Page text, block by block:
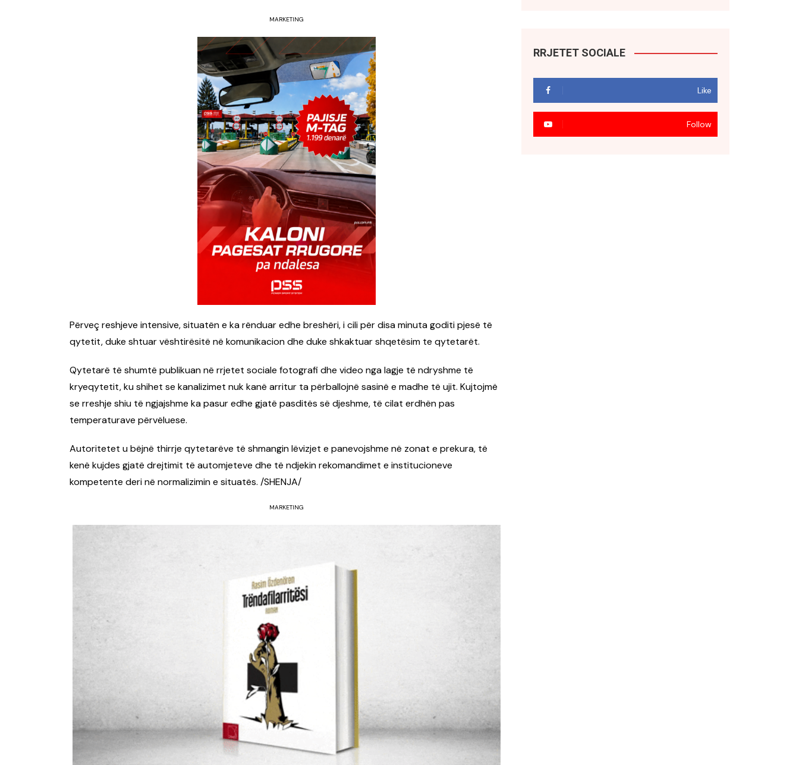
MARKETING
Përveç reshjeve intensive, situatën e ka rënduar edhe breshëri, i cili për disa minuta goditi pjesë të
qytetit, duke shtuar vështirësitë në komunikacion dhe duke shkaktuar shqetësim te qytetarët.
Qytetarë të shumtë publikuan në rrjetet sociale fotografi dhe video nga lagje të ndryshme të
kryeqytetit, ku shihet se kanalizimet nuk kanë arritur ta përballojnë sasinë e madhe të ujit. Kujtojmë
se rreshje shiu të ngjajshme ka pasur edhe gjatë pasditës së djeshme, të cilat erdhën pas
temperaturave përvëluese.
Autoritetet u bëjnë thirrje qytetarëve të shmangin lëvizjet e panevojshme në zonat e prekura, të
kenë kujdes gjatë drejtimit të automjeteve dhe të ndjekin rekomandimet e institucioneve
kompetente deri në normalizimin e situatës. /SHENJA/
MARKETING
RRJETET SOCIALE
Like
Follow